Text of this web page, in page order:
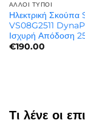
ΆΛΛΟΙ ΤΎΠΟΙ
Ηλεκτρική
VS08G2511
Ισχυρή Απόδοση
€190.00
Τι λένε οι